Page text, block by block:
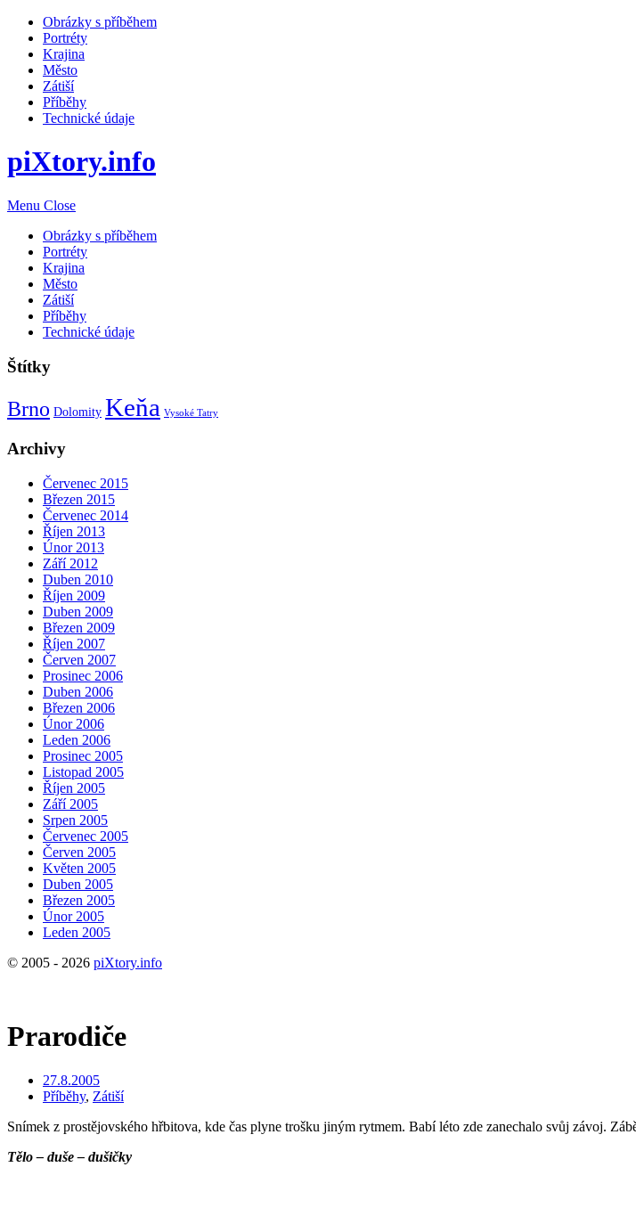
Obrázky s příběhem
Portréty
Krajina
Město
Zátiší
Příběhy
Technické údaje
piXtory.info
Menu Close
Obrázky s příběhem
Portréty
Krajina
Město
Zátiší
Příběhy
Technické údaje
Štítky
Brno Dolomity Keňa Vysoké Tatry
Archivy
Červenec 2015
Březen 2015
Červenec 2014
Říjen 2013
Únor 2013
Září 2012
Duben 2010
Říjen 2009
Duben 2009
Březen 2009
Říjen 2007
Červen 2007
Prosinec 2006
Duben 2006
Březen 2006
Únor 2006
Leden 2006
Prosinec 2005
Listopad 2005
Říjen 2005
Září 2005
Srpen 2005
Červenec 2005
Červen 2005
Květen 2005
Duben 2005
Březen 2005
Únor 2005
Leden 2005
© 2005 - 2026 piXtory.info
Prarodiče
27.8.2005
Příběhy, Zátiší
Snímek z prostějovského hřbitova, kde čas plyne trošku jiným rytmem. Babí léto zde zanechalo svůj závoj.
Tělo – duše – dušičky